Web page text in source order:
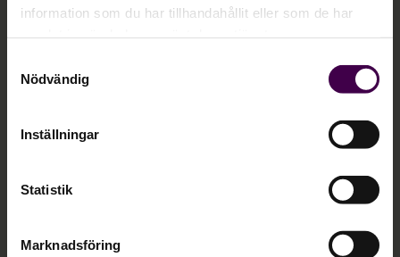
information som du har tillhandahållit eller som de har
Nödvändig
Inställningar
Statistik
Marknadsföring
Föregående